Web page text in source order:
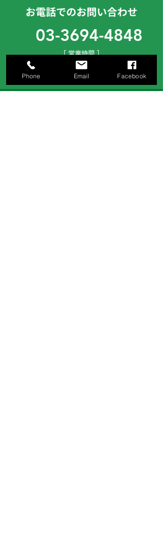
お電話でのお問い合わせ
03-3694-4848
［ 営業時間 ］
月曜日～土曜日（8:00～17:00）
お気軽にご連絡下さいませ。
Phone Email Facebook